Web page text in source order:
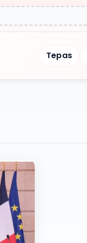
Tepas